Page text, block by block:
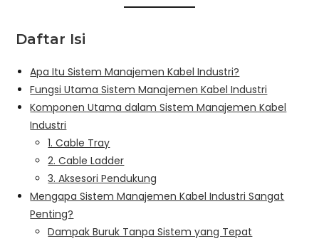
Daftar Isi
Apa Itu Sistem Manajemen Kabel Industri?
Fungsi Utama Sistem Manajemen Kabel Industri
Komponen Utama dalam Sistem Manajemen Kabel
Industri
1. Cable Tray
2. Cable Ladder
3. Aksesori Pendukung
Mengapa Sistem Manajemen Kabel Industri Sangat
Penting?
Dampak Buruk Tanpa Sistem yang Tepat